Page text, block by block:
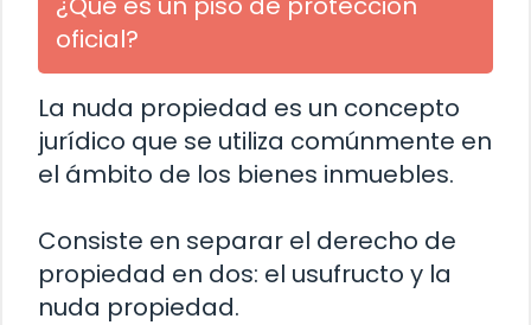
oficial?
La nuda propiedad es un concepto
jurídico que se utiliza comúnmente en
el ámbito de los bienes inmuebles.
Consiste en separar el derecho de
propiedad en dos: el usufructo y la
nuda propiedad.